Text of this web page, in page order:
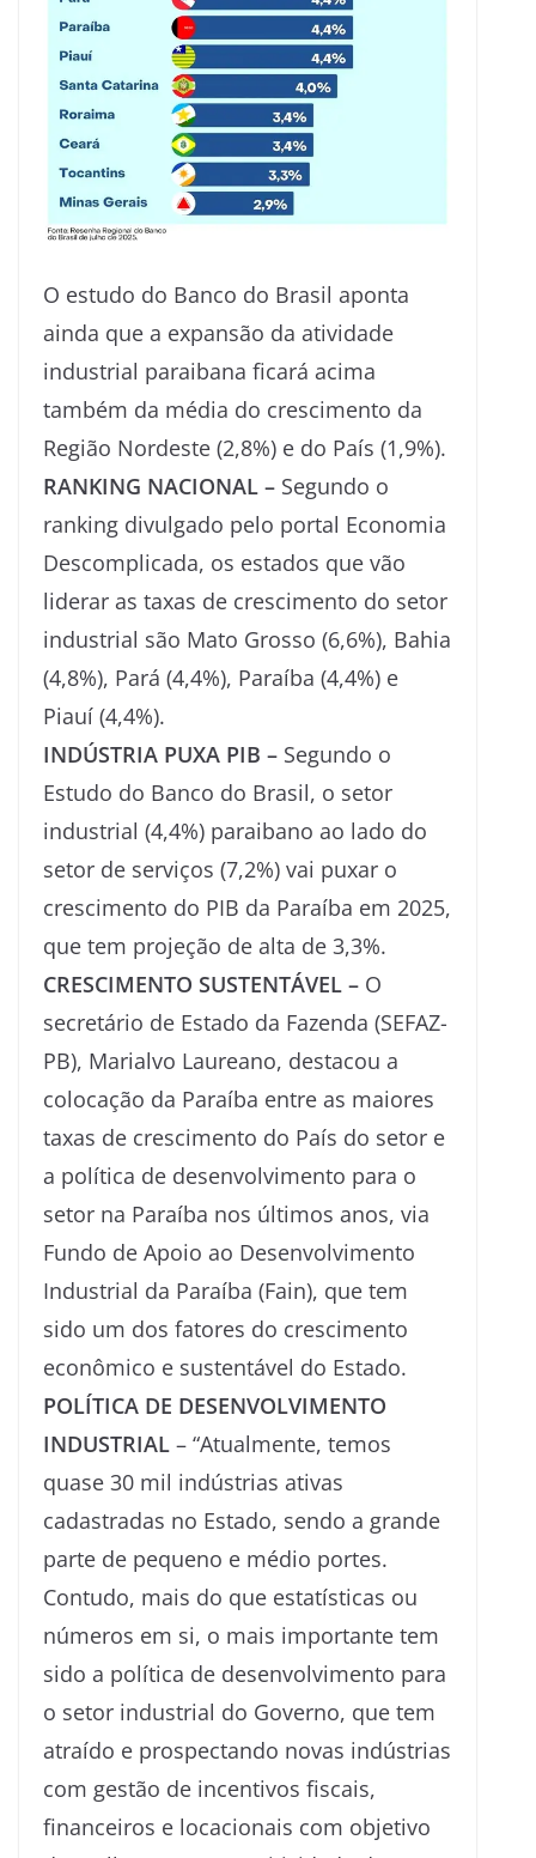
O estudo do Banco do Brasil aponta
ainda que a expansão da atividade
industrial paraibana ficará acima
também da média do crescimento da
Região Nordeste (2,8%) e do País (1,9%).
RANKING NACIONAL – Segundo o
ranking divulgado pelo portal Economia
Descomplicada, os estados que vão
liderar as taxas de crescimento do setor
industrial são Mato Grosso (6,6%), Bahia
(4,8%), Pará (4,4%), Paraíba (4,4%) e
Piauí (4,4%).
INDÚSTRIA PUXA PIB – Segundo o
Estudo do Banco do Brasil, o setor
industrial (4,4%) paraibano ao lado do
setor de serviços (7,2%) vai puxar o
crescimento do PIB da Paraíba em 2025,
que tem projeção de alta de 3,3%.
CRESCIMENTO SUSTENTÁVEL – O
secretário de Estado da Fazenda (SEFAZ-
PB), Marialvo Laureano, destacou a
colocação da Paraíba entre as maiores
taxas de crescimento do País do setor e
a política de desenvolvimento para o
setor na Paraíba nos últimos anos, via
Fundo de Apoio ao Desenvolvimento
Industrial da Paraíba (Fain), que tem
sido um dos fatores do crescimento
econômico e sustentável do Estado.
POLÍTICA DE DESENVOLVIMENTO
INDUSTRIAL – “Atualmente, temos
quase 30 mil indústrias ativas
cadastradas no Estado, sendo a grande
parte de pequeno e médio portes.
Contudo, mais do que estatísticas ou
números em si, o mais importante tem
sido a política de desenvolvimento para
o setor industrial do Governo, que tem
atraído e prospectando novas indústrias
com gestão de incentivos fiscais,
financeiros e locacionais com objetivo